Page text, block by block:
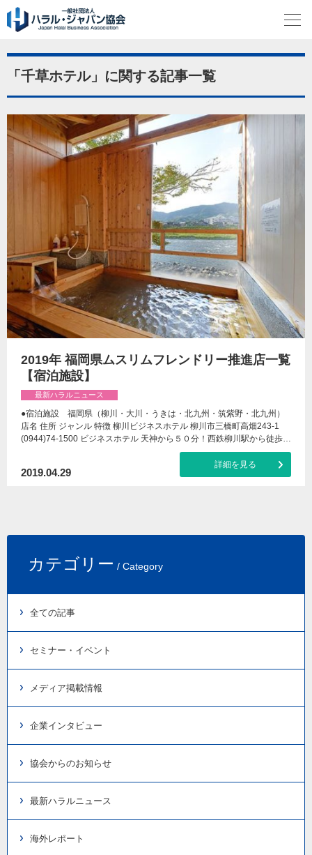
「千草ホテル」に関する記事一覧
2019年 福岡県ムスリムフレンドリー推進店一覧
【宿泊施設】
最新ハラルニュース
●宿泊施設 福岡県（柳川・大川・うきは・北九州・筑紫野・北九州）
店名 住所 ジャンル 特徴 柳川ビジネスホテル 柳川市三橋町高畑243-1
(0944)74-1500 ビジネスホテル 天神から５０分！西鉄柳川駅から徒歩…
2019.04.29
詳細を見る
カテゴリー / Category
全ての記事
セミナー・イベント
メディア掲載情報
企業インタビュー
協会からのお知らせ
最新ハラルニュース
海外レポート